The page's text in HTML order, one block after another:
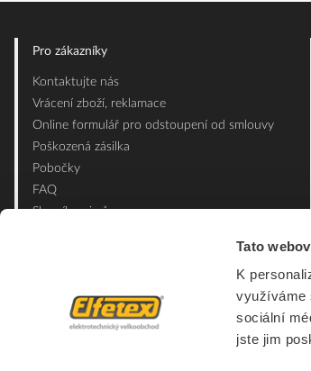
Tato
K
využíváme
sociální
jste jim
Pro zákazníky
Kontaktujte nás
Vrácení zboží, reklamace
Online formulář pro odstoupení od smlouvy
Poškozená zásilka
Pobočky
FAQ
Slovník pojmů